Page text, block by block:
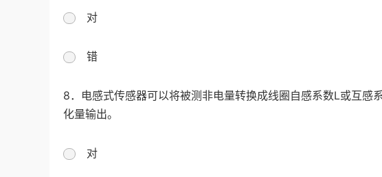
对
错
8．电感式传感器可以将被测非电量转换成线圈自感系数L或互感
化量输出。
对